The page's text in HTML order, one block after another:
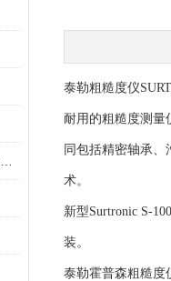
泰勒粗糙度仪
耐用的粗糙度测量
同包括精密轴承
术。
新型Surtronic S-
装。
泰勒霍普森粗糙度